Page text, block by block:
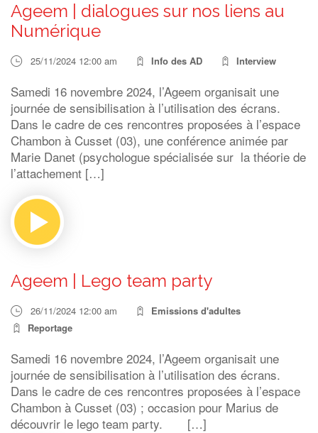
Ageem | dialogues sur nos liens au
Numérique
25/11/2024 12:00 am Info des AD Interview
Samedi 16 novembre 2024, l’Ageem organisait une
journée de sensibilisation à l’utilisation des écrans.
Dans le cadre de ces rencontres proposées à l’espace
Chambon à Cusset (03), une conférence animée par
Marie Danet (psychologue spécialisée sur la théorie de
l’attachement […]
Ageem | Lego team party
26/11/2024 12:00 am
Emissions d'adultes
Reportage
Samedi 16 novembre 2024, l’Ageem organisait une
journée de sensibilisation à l’utilisation des écrans.
Dans le cadre de ces rencontres proposées à l’espace
Chambon à Cusset (03) ; occasion pour Marius de
découvrir le lego team party. […]